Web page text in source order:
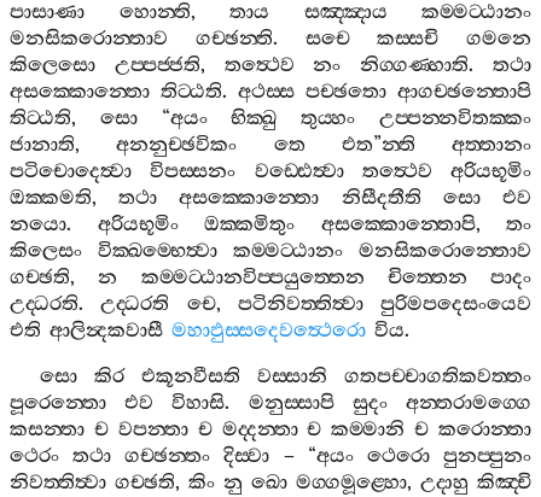
පාසාණා
හොන‍්ති, තාය සඤ‍්ඤාය
කම‍්මට‍්ඨානං
මනසිකරොන‍්තාව
ගච‍්ඡන‍්ති. සචෙ කස‍්සචි
ගමනෙ
කිලෙසො
උප‍්පජ‍්ජති, තත්‍ථෙව නං නිග‍්ගණ‍්හාති.තථා
අසක‍්කොන‍්තො තිට‍්ඨති. අථස‍්ස පච‍්ඡතො ආගච‍්ඡන‍්තොපි
තිට‍්ඨති, සො“අයං භික‍්ඛු තුය‍්හං
උප‍්පන‍්නවිතක‍්කං
ජානාති,අනනුච‍්ඡවිකං තෙ එත”න‍්ති
අත‍්තානං
පටිචොදෙත්‍වා
විපස‍්සනං වඩ‍්ඪෙත්‍වා තත්‍ථෙව
අරියභූමිං
ඔක‍්කමති,තථා අසක‍්කොන‍්තො නිසීදතීති සො
එව
නයො. අරියභූමිං ඔක‍්කමිතුං අසක‍්කොන‍්තොපි, තං
කිලෙසං
වික‍්ඛම‍්භෙත්‍වා කම‍්මට‍්ඨානං
මනසිකරොන‍්තොව
ගච‍්ඡති,න කම‍්මට‍්ඨානවිප‍්පයුත‍්තෙන චිත‍්තෙන
පාදං
උද‍්ධරති.උද‍්ධරති චෙ, පටිනිවත‍්තිත්‍වා
පුරිමපදෙසංයෙව
එති ආලින්‍දකවාසී මහාඵුස‍්සදෙවත්‍ථෙරො විය.
සො
කිර එකූනවීසති වස‍්සානි
ගතපච‍්චාගතිකවත‍්තං
පූරෙන‍්තො
එව විහාසි. මනුස‍්සාපි සුදං
අන‍්තරාමග‍්ගෙ
කසන‍්තා ච වපන‍්තා ච මද‍්දන‍්තා ච කම‍්මානි ච කරොන‍්තා
ථෙරං තථා ගච‍්ඡන‍්තං දිස‍්වා – “අයං ථෙරො පුනප‍්පුනං
නිවත‍්තිත්‍වා ගච‍්ඡති, කිං නු ඛො මග‍්ගමූළ‍්හො, උදාහු කිඤ‍්චි